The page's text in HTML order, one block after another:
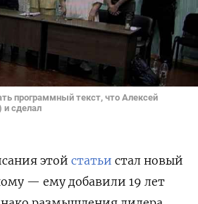
программный текст, что Алексей
и сделал
этой статьи стал новый
— ему добавили 19 лет